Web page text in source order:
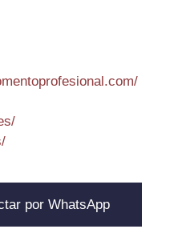
por WhatsApp